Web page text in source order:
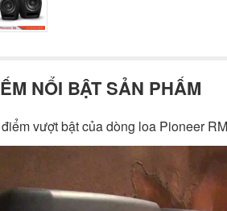
NỔI BẬT SẢN PHẨM
vượt bật của dòng loa Pioneer